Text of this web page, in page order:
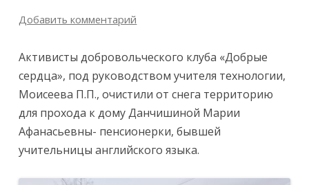
Добавить комментарий
Активисты добровольческого клуба «Добрые
сердца», под руководством учителя технологии,
Моисеева П.П., очистили от снега территорию
для прохода к дому Данчишиной Марии
Афанасьевны- пенсионерки, бывшей
учительницы английского языка.